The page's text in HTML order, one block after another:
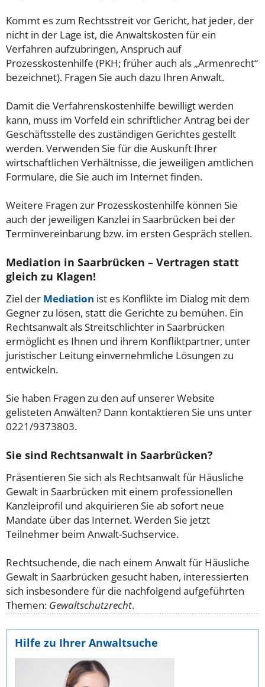
Kommt es zum Rechtsstreit vor Gericht, hat jeder, der
nicht in der Lage ist, die Anwaltskosten für ein
Verfahren aufzubringen, Anspruch auf
Prozesskostenhilfe (PKH; früher auch als „Armenrecht“
bezeichnet). Fragen Sie auch dazu Ihren Anwalt.
Damit die Verfahrenskostenhilfe bewilligt werden
kann, muss im Vorfeld ein schriftlicher Antrag bei der
Geschäftsstelle des zuständigen Gerichtes gestellt
werden. Verwenden Sie für die Auskunft Ihrer
wirtschaftlichen Verhältnisse, die jeweiligen amtlichen
Formulare, die Sie auch im Internet finden.
Weitere Fragen zur Prozesskostenhilfe können Sie
auch der jeweiligen Kanzlei in Saarbrücken bei der
Terminvereinbarung bzw. im ersten Gespräch stellen.
Mediation in Saarbrücken – Vertragen statt
gleich zu Klagen!
Ziel der Mediation ist es Konflikte im Dialog mit dem
Gegner zu lösen, statt die Gerichte zu bemühen. Ein
Rechtsanwalt als Streitschlichter in Saarbrücken
ermöglicht es Ihnen und ihrem Konfliktpartner, unter
juristischer Leitung einvernehmliche Lösungen zu
entwickeln.
Sie haben Fragen zu den auf unserer Website
gelisteten Anwälten? Dann kontaktieren Sie uns unter
0221/9373803.
Sie sind Rechtsanwalt in Saarbrücken?
Präsentieren Sie sich als Rechtsanwalt für Häusliche
Gewalt in Saarbrücken mit einem professionellen
Kanzleiprofil und akquirieren Sie ab sofort neue
Mandate über das Internet. Werden Sie jetzt
Teilnehmer beim Anwalt-Suchservice.
Rechtsuchende, die nach einem Anwalt für Häusliche
Gewalt in Saarbrücken gesucht haben, interessierten
sich insbesondere für die nachfolgend aufgeführten
Themen: Gewaltschutzrecht.
Hilfe zu Ihrer Anwaltsuche